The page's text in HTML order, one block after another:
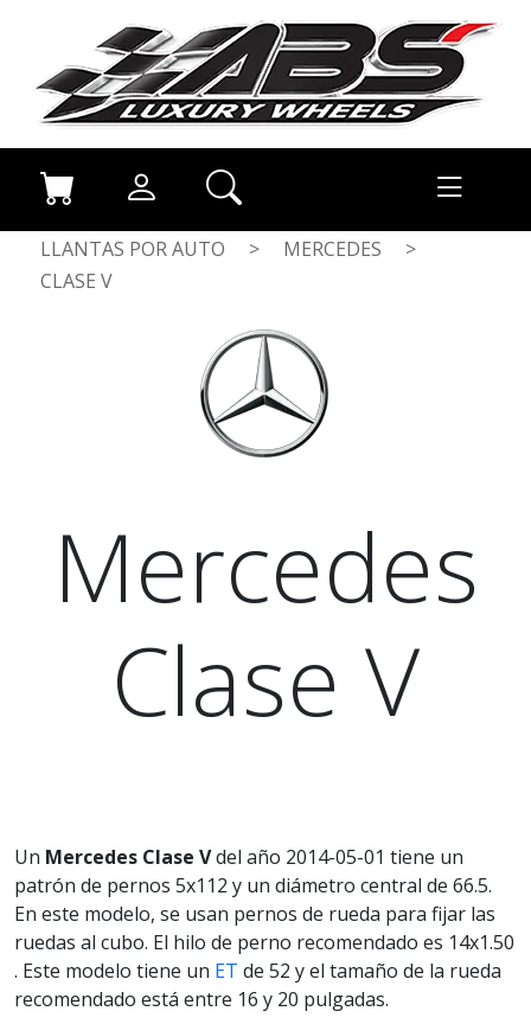
LLANTAS POR AUTO > MERCEDES
>
CLASE V
Mercedes
Clase V
Un Mercedes Clase Vdel año 2014-05-01 tiene un
patrón de pernos 5x112 y un diámetro central de 66.5.
En este modelo, se usan pernos de rueda para fijar las
ruedas al cubo. El hilo de perno recomendado es 14x1.50
. Este modelo tiene un ET de 52 y el tamaño de la rueda
recomendado está entre 16 y 20 pulgadas.